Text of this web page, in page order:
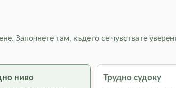
Започнете там, където се чувствате
ниво Трудно судоку